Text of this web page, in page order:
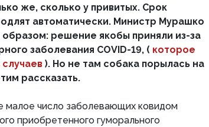
же, сколько у привитых. Срок
автоматически. Министр Мурашко
решение якобы приняли из-за
заболевания COVID-19, ( которое
случаев ). Но не там собака порылась на
рассказать.
малое число заболевающих ковидом
приобретенного гуморального